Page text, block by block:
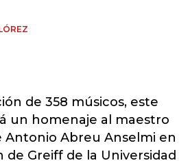
de 358 músicos, este
un homenaje al maestro
Antonio Abreu Anselmi en
de Greiff de la Universidad